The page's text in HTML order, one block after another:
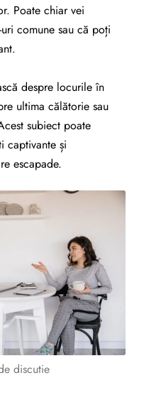
Poate chiar vei
comune sau că poți
despre locurile în
ultima călătorie sau
subiect poate
captivante și
escapade.
discutie